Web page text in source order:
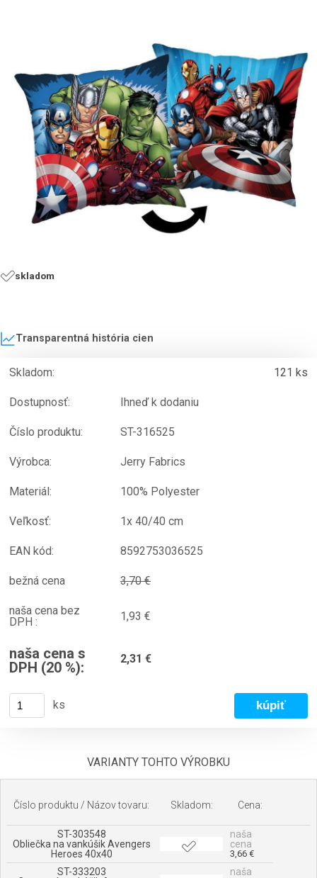
skladom
Transparentná história cien
Skladom: 121 ks
Dostupnosť: Ihneď k dodaniu
Číslo produktu: ST-316525
Výrobca: Jerry Fabrics
Materiál: 100% Polyester
Veľkosť: 1x 40/40 cm
EAN kód: 8592753036525
bežná cena 3,70 €
naša cena bez
DPH :
1,93 €
naša cena s
DPH (20 %):
2,31 €
ks
VARIANTY TOHTO VÝROBKU
Číslo produktu / Názov tovaru: Skladom: Cena:
ST-303548
Obliečka na vankúšik Avengers
Heroes 40x40
naša
cena
3,66 €
ST-333203
naša